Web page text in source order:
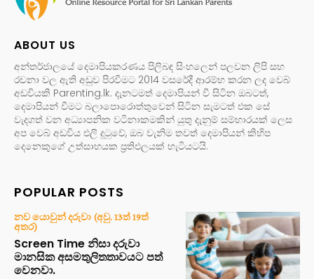
ABOUT US
අන්තර්ජාලයේ දෙමාපියකරණය පිලිබඳ සිංහලෙන් පලවන ලිපි සහ
රචනා වල ඇති අඩුව පිරවීමට 2014 වසරේදී ආරම්භ කරන ලද වෙබ්
අඩවියකි Parenting.lk. දැනටමත් දෙමාපියන් වී සිටින ඔබටත්,
දෙමාපියන් වීමට බලාපොරොත්තුවෙන් සිටින සැමටත් එක සේ
වැදගත් වන අධ්‍යාපනික වටිනාකමකින් යුතු දැනුම් සම්භාරයක් ලෙස
අප වෙබ් අඩවිය එලි දුටුවේ, ඔබ වැනිම තවත් දෙමාපියන් කිහිප
දෙනෙකුගේ උත්සාහයක ප්‍රතිඵලයක් හැටියටයි.
POPULAR POSTS
නව යොවුන් දරුවා (අවු. 13ත් 19ත්
අතර)
Screen Time නිසා දරුවා
මානසික අසමතුලිතතාවයට පත්
වෙනවා.